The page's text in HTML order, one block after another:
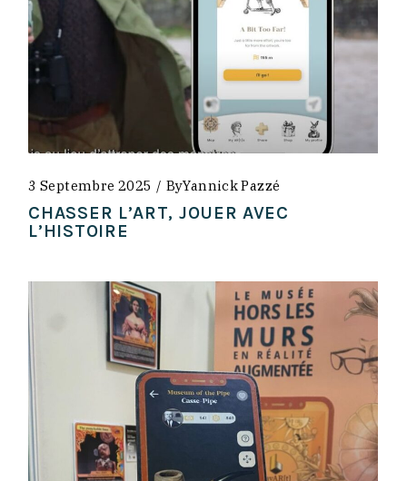
3 Septembre 2025 ByYannick Pazzé
CHASSER L’ART, JOUER AVEC
L’HISTOIRE